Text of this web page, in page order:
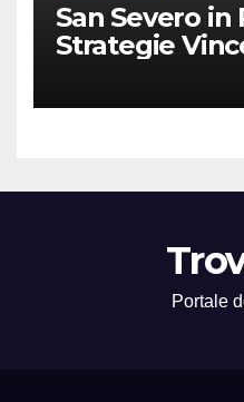
San Severo
Strategie
Territorio
Portale